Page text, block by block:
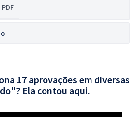
17 aprovações em diversas
Ela contou aqui.